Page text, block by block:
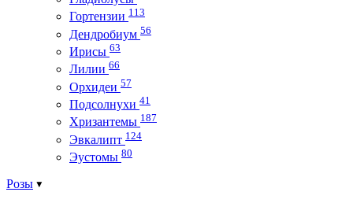
Гортензии 113
Дендробиум 56
Ирисы 63
Лилии 66
Орхидеи 57
Подсолнухи 41
Хризантемы 187
Эвкалипт 124
Эустомы 80
Розы